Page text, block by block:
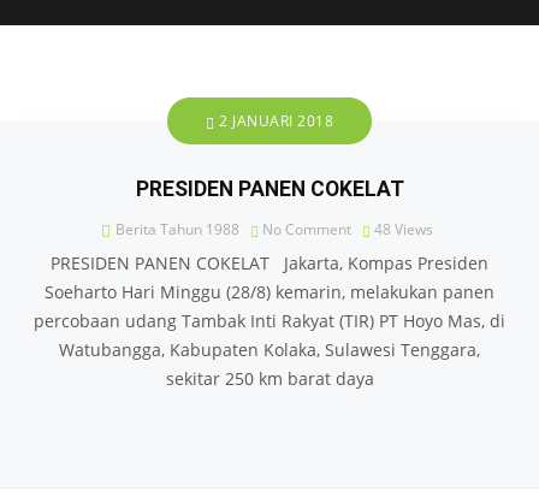
2 JANUARI 2018
PRESIDEN PANEN COKELAT
Berita Tahun 1988 No Comment 48 Views
PRESIDEN PANEN COKELAT Jakarta, Kompas Presiden
Soeharto Hari Minggu (28/8) kemarin, melakukan panen
percobaan udang Tambak Inti Rakyat (TIR) PT Hoyo Mas, di
Watubangga, Kabupaten Kolaka, Sulawesi Tenggara,
sekitar 250 km barat daya